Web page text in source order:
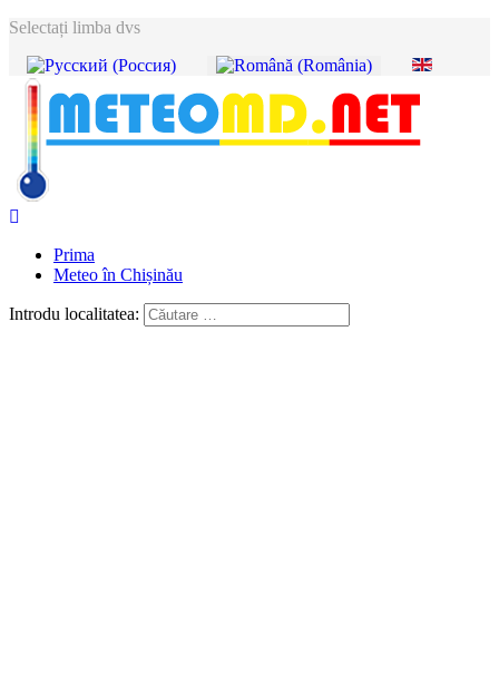
Selectați limba dvs
Prima
Meteo în Chișinău
Introdu localitatea: